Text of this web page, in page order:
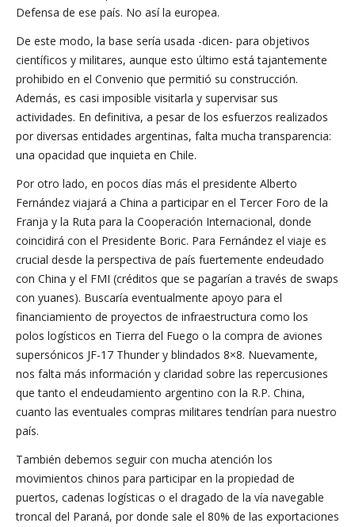
Defensa de ese país. No así la europea.
De este modo, la base sería usada -dicen- para objetivos
científicos y militares, aunque esto último está tajantemente
prohibido en el Convenio que permitió su construcción.
Además, es casi imposible visitarla y supervisar sus
actividades. En definitiva, a pesar de los esfuerzos realizados
por diversas entidades argentinas, falta mucha transparencia:
una opacidad que inquieta en Chile.
Por otro lado, en pocos días más el presidente Alberto
Fernández viajará a China a participar en el Tercer Foro de la
Franja y la Ruta para la Cooperación Internacional, donde
coincidirá con el Presidente Boric. Para Fernández el viaje es
crucial desde la perspectiva de país fuertemente endeudado
con China y el FMI (créditos que se pagarían a través de swaps
con yuanes). Buscaría eventualmente apoyo para el
financiamiento de proyectos de infraestructura como los
polos logísticos en Tierra del Fuego o la compra de aviones
supersónicos JF-17 Thunder y blindados 8×8. Nuevamente,
nos falta más información y claridad sobre las repercusiones
que tanto el endeudamiento argentino con la R.P. China,
cuanto las eventuales compras militares tendrían para nuestro
país.
También debemos seguir con mucha atención los
movimientos chinos para participar en la propiedad de
puertos, cadenas logísticas o el dragado de la vía navegable
troncal del Paraná, por donde sale el 80% de las exportaciones